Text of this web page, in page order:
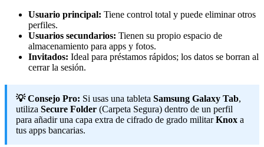
Usuario principal: Tiene control total y puede eliminar otros
perfiles.
Usuarios secundarios: Tienen su propio espacio de
almacenamiento para apps y fotos.
Invitados: Ideal para préstamos rápidos; los datos se borran al
cerrar la sesión.
💡 Consejo Pro: Si usas una tableta Samsung Galaxy Tab,
utiliza Secure Folder (Carpeta Segura) dentro de un perfil
para añadir una capa extra de cifrado de grado militarKnox a
tus apps bancarias.